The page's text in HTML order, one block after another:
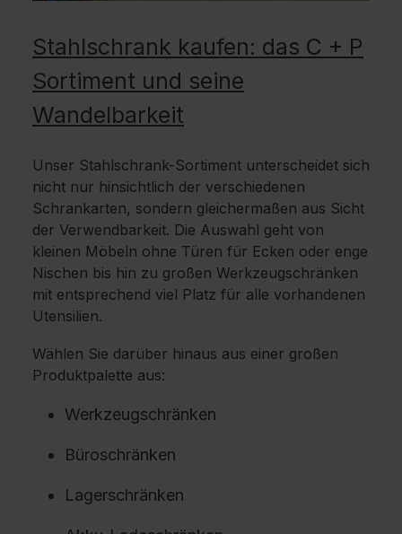
Stahlschrank kaufen: das C + P
Sortiment und seine
Wandelbarkeit
Unser Stahlschrank-Sortiment unterscheidet sich
nicht nur hinsichtlich der verschiedenen
Schrankarten, sondern gleichermaßen aus Sicht
der Verwendbarkeit. Die Auswahl geht von
kleinen Möbeln ohne Türen für Ecken oder enge
Nischen bis hin zu großen Werkzeugschränken
mit entsprechend viel Platz für alle vorhandenen
Utensilien.
Wählen Sie darüber hinaus aus einer großen
Produktpalette aus:
Werkzeugschränken
Büroschränken
Lagerschränken